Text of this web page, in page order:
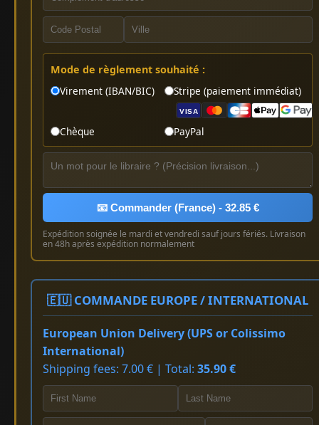
Mode de règlement souhaité :
Virement (IBAN/BIC)
Stripe (paiement immédiat)
VISA
Chèque PayPal
📧 Commander (France) - 32.85 €
Expédition soignée le mardi et vendredi sauf jours fériés. Livraison
en 48h après expédition normalement
🇪🇺 COMMANDE EUROPE / INTERNATIONAL
European Union Delivery (UPS or Colissimo
International)
Shipping fees: 7.00 € | Total: 35.90 €